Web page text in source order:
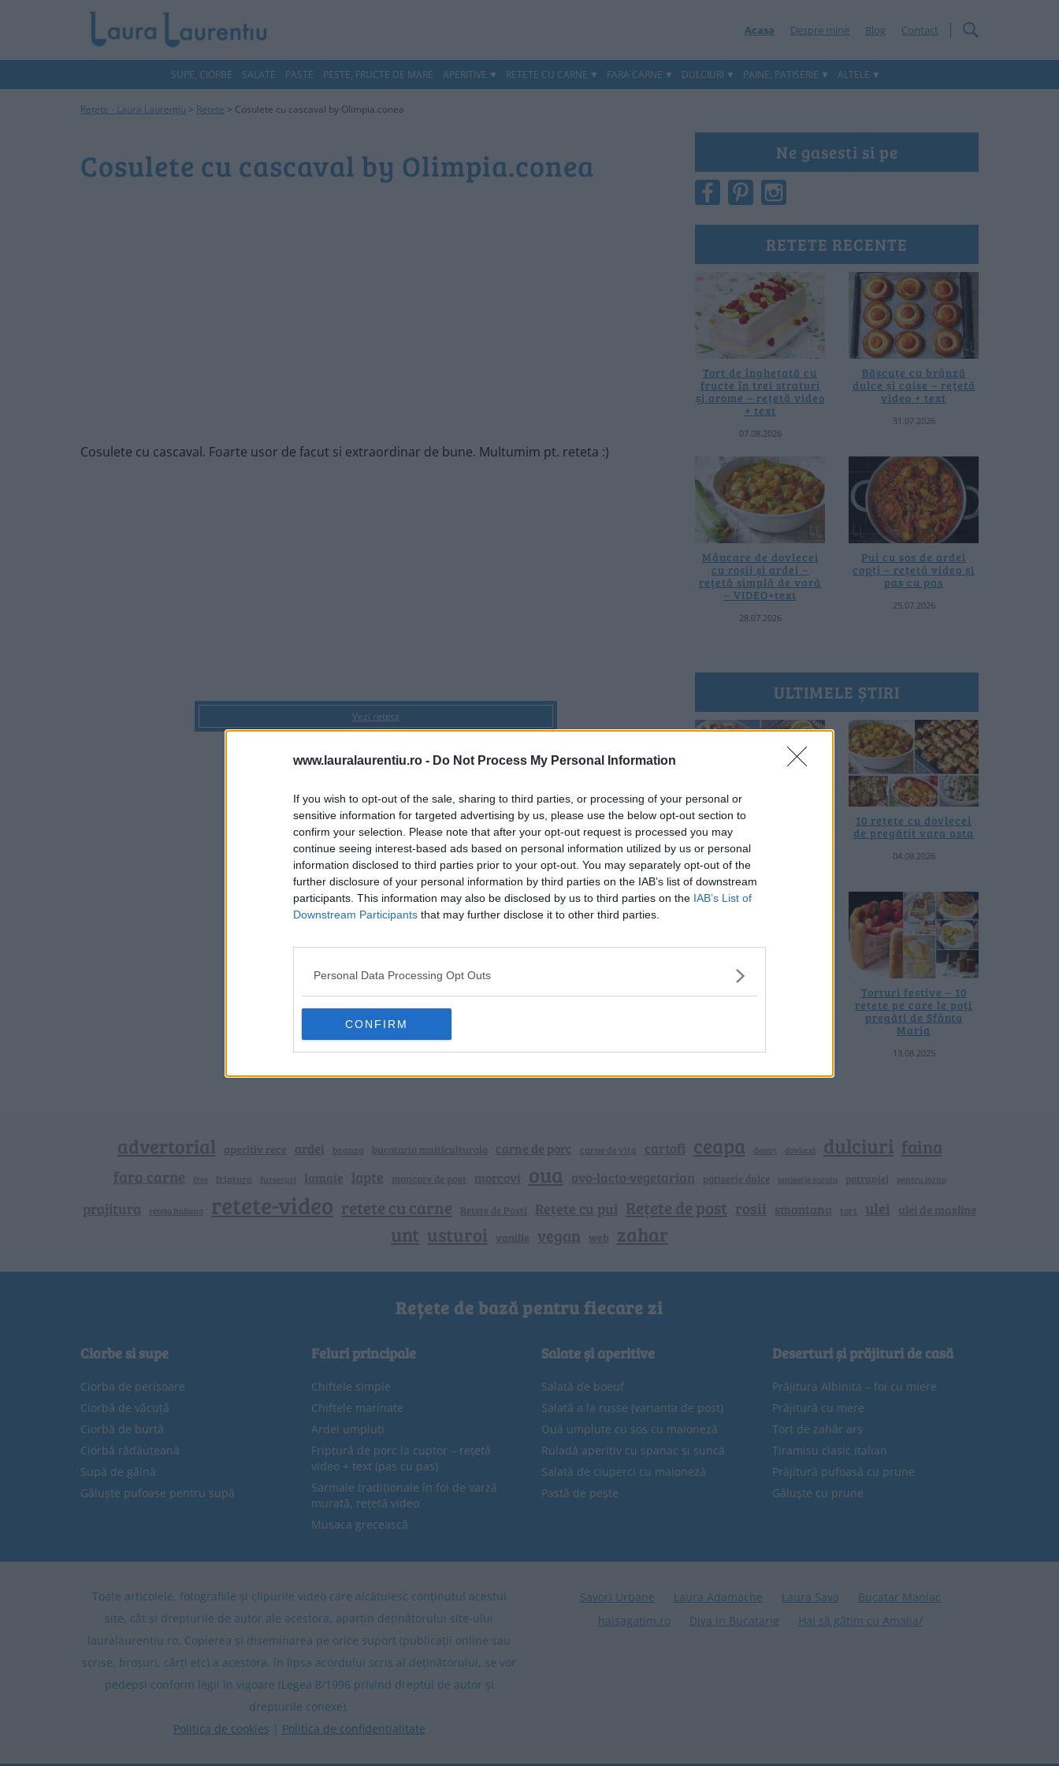
www.lauralaurentiu.ro - Do Not Process My Personal Information
If you wish to opt-out of the sale, sharing to third parties, or processing of your personal or
sensitive information for targeted advertising by us, please use the below opt-out section to
confirm your selection. Please note that after your opt-out request is processed you may
continue seeing interest-based ads based on personal information utilized by us or personal
information disclosed to third parties prior to your opt-out. You may separately opt-out of the
further disclosure of your personal information by third parties on the IAB’s list of downstream
participants. This information may also be disclosed by us to third parties on the IAB’s List of
Downstream Participants that may further disclose it to other third parties.
Personal Data Processing Opt Outs
CONFIRM
Acasa Despre mine Blog Contact
SUPE, CIORBE SALATE PASTE PESTE, FRUCTE DE MARE APERITIVE RETETE CU CARNE FARA CARNE DULCIURI PAINE, PATISERIE ALTELE
Rețete - Laura Laurențiu > Retete > Cosulete cu cascaval by Olimpia.conea
Cosulete cu cascaval by Olimpia.conea
Cosulete cu cascaval. Foarte usor de facut si extraordinar de bune. Multumim pt. reteta :)
Vezi reteta
Ne gasesti si pe
RETETE RECENTE
Tort de înghețată cu
fructe în trei straturi
și arome – rețetă video
+ text
07.08.2026
Băscuțe cu brânză
dulce și caise – rețetă
video + text
31.07.2026
Mâncare de dovlecei
cu roșii și ardei –
rețetă simplă de vară
– VIDEO+text
28.07.2026
Pui cu sos de ardei
copți – rețetă video și
pas cu pas
25.07.2026
ULTIMELE ȘTIRI
20 de rețete de salate
de vară fără
prelucrare termică
06.08.2026
10 rețete cu dovlecei
de pregătit vara asta
04.08.2026
4 rețete de gogoșari de
Torturi festive – 10
rețete pe care le poți
pregăti de Sfânta
Maria
13.08.2025
advertorial aperitiv rece ardei branza bucataria multiculturala carne de porc carne de vita cartofi ceapa desert dovlecei dulciuri faina
fara carne free friptura fursecuri lamaie lapte mancare de post morcovi oua ovo-lacto-vegetarian patiserie dulce patiserie sarata patrunjel pentru iarna
prajitura reteta italiana retete-video retete cu carne Retete de Pasti Rețete cu pui Rețete de post rosii smantana tort ulei ulei de masline
unt usturoi vanilie vegan web zahar
Rețete de bază pentru fiecare zi
Ciorbe si supe
Ciorba de perișoare
Ciorbă de văcuță
Ciorbă de burtă
Ciorbă rădăuțeană
Supă de găină
Găluște pufoase pentru supă
Feluri principale
Chiftele simple
Chiftele marinate
Ardei umpluți
Friptură de porc la cuptor – rețetă
video + text (pas cu pas)
Sarmale tradiționale în foi de varză
murată, rețetă video
Musaca grecească
Salate și aperitive
Salată de boeuf
Salată a la russe (varianta de post)
Ouă umplute cu sos cu maioneză
Ruladă aperitiv cu spanac și șuncă
Salată de ciuperci cu maioneză
Pastă de pește
Deserturi și prăjituri de casă
Prăjitura Albinița – foi cu miere
Prăjitură cu mere
Tort de zahăr ars
Tiramisu clasic italian
Prăjitură pufoasă cu prune
Găluște cu prune
Toate articolele, fotografiile și clipurile video care alcătuiesc conținutul acestui
site, cât și drepturile de autor ale acestora, aparțin deținătorului site-ului
lauralaurentiu.ro. Copierea și diseminarea pe orice suport (publicații online sau
scrise, broșuri, cărți etc) a acestora, în lipsa acordului scris al deținătorului, se vor
pedepsi conform legii în vigoare (Legea 8/1996 privind dreptul de autor și
drepturile conexe).
Politica de cookies | Politica de confidentialitate
Savori Urbane Laura Adamache Laura Sava
Bucatar Maniac
haisagatim.ro
Diva in Bucatarie Hai să gătim cu Amalia/